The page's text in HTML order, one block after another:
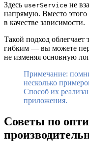
Здесь userService не
напрямую. Вместо этого
в качестве зависимости.
Такой подход облегчает
гибким — вы можете
не изменяя основную
Примечание:
несколько
Способ их
приложения.
Советы по